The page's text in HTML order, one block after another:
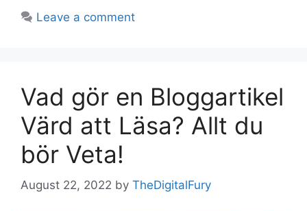
Leave a comment
Vad gör en Bloggartikel
Värd att Läsa? Allt du
bör Veta!
August 22, 2022 by TheDigitalFury